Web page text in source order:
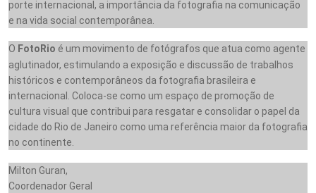
porte internacional, a importância da fotografia na comunicação
e na vida social contemporânea.
O FotoRio é um movimento de fotógrafos que atua como agente
aglutinador, estimulando a exposição e discussão de trabalhos
históricos e contemporâneos da fotografia brasileira e
internacional. Coloca-se como um espaço de promoção de
cultura visual que contribui para resgatar e consolidar o papel da
cidade do Rio de Janeiro como uma referência maior da fotografia
no continente.
Milton Guran,
Coordenador Geral